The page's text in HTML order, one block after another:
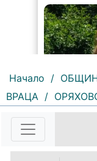
170 |
количества
Начало /
ВРАЦА /